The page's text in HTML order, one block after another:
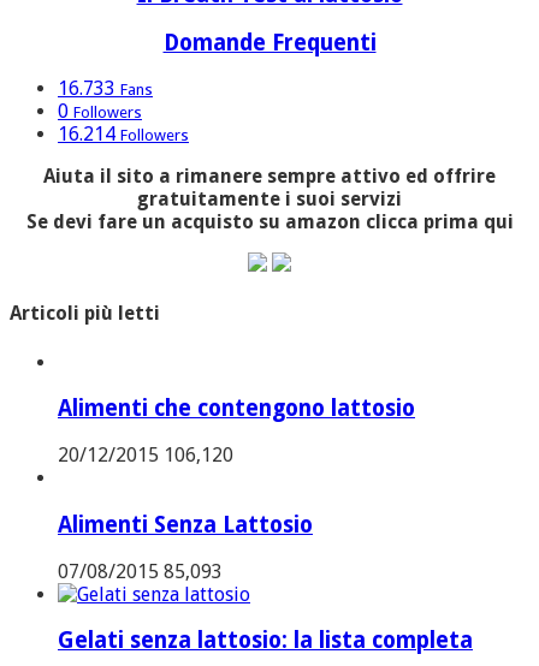
Domande Frequenti
16.733 Fans
0 Followers
16.214 Followers
Aiuta il sito a rimanere sempre attivo ed offrire
gratuitamente i suoi servizi
Se devi fare un acquisto su amazon clicca prima qui
Articoli più letti
Alimenti che contengono lattosio
20/12/2015 106,120
Alimenti Senza Lattosio
07/08/2015 85,093
Gelati senza lattosio: la lista completa